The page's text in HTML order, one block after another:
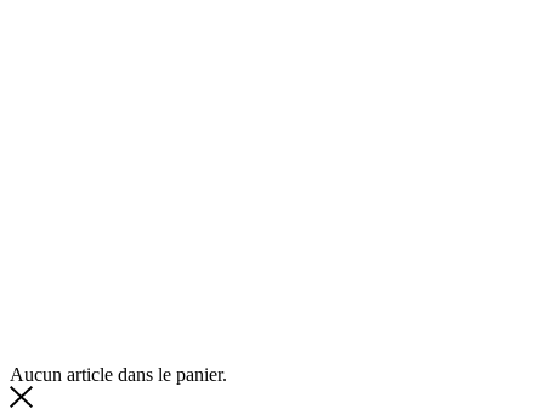
Aucun article dans le panier.